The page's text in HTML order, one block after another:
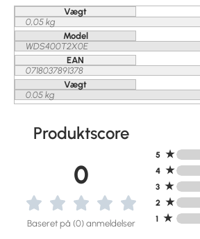
Vægt
0,05 kg
Model
WDS400T2X0E
EAN
0718037891378
Vægt
0.05 kg
Produktscore
0
Baseret på (0) anmeldelser
5 ★
4 ★
3 ★
2 ★
1 ★